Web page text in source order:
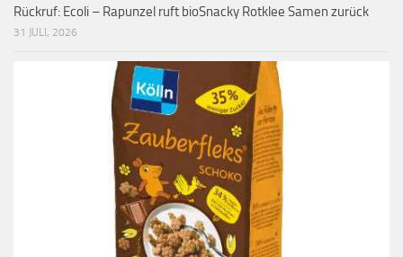
Rückruf: Ecoli – Rapunzel ruft bioSnacky Rotklee Samen zurück
31 JULI, 2026